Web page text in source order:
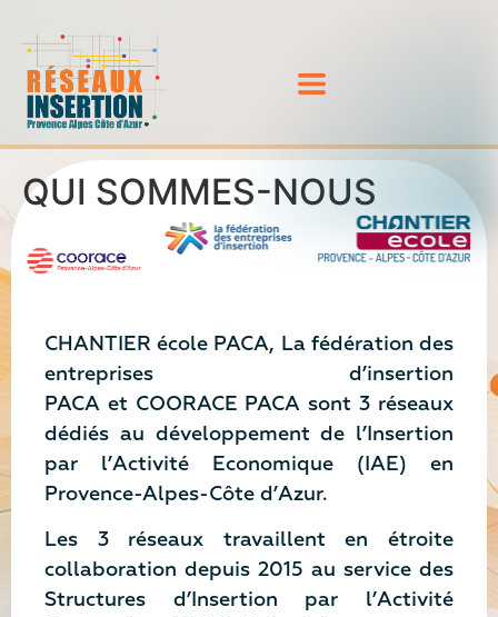
QUI SOMMES-NOUS
CHANTIER école PACA, La fédération des
entreprises d’insertion
PACA et COORACE PACA sont 3 réseaux
dédiés au développement de l’Insertion
par l’Activité Economique (IAE) en
Provence-Alpes-Côte d’Azur.
Les 3 réseaux travaillent en étroite
collaboration depuis 2015 au service des
Structures d’Insertion par l’Activité